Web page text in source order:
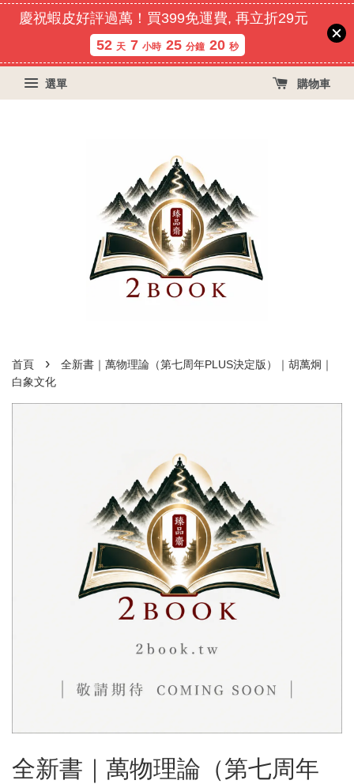
慶祝蝦皮好評過萬！買399免運費, 再立折29元
52 天 7 小時 25 分鐘 20 秒
選單 購物車
首頁 ›
全新書｜萬物理論（第七周年PLUS決定版）｜胡萬炯｜
白象文化
全新書｜萬物理論（第七周年